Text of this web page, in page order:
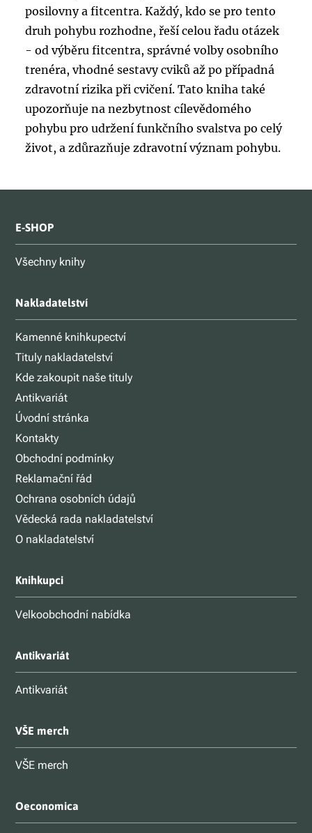
posilovny a fitcentra. Každý, kdo se pro tento
druh pohybu rozhodne, řeší celou řadu otázek
- od výběru fitcentra, správné volby osobního
trenéra, vhodné sestavy cviků až po případná
zdravotní rizika při cvičení. Tato kniha také
upozorňuje na nezbytnost cílevědomého
pohybu pro udržení funkčního svalstva po celý
život, a zdůrazňuje zdravotní význam pohybu.
E-SHOP
Všechny knihy
Nakladatelství
Kamenné knihkupectví
Tituly nakladatelství
Kde zakoupit naše tituly
Antikvariát
Úvodní stránka
Kontakty
Obchodní podmínky
Reklamační řád
Ochrana osobních údajů
Vědecká rada nakladatelství
O nakladatelství
Knihkupci
Velkoobchodní nabídka
Antikvariát
Antikvariát
VŠE merch
VŠE merch
Oeconomica